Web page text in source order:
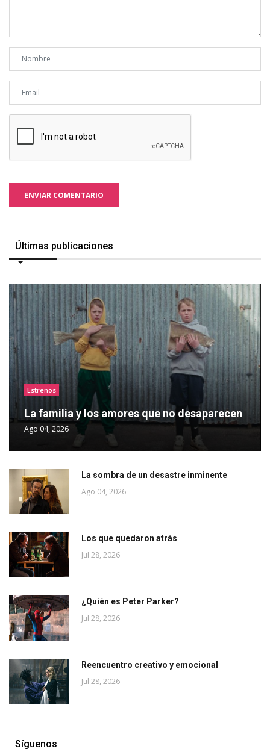
ENVIAR COMENTARIO
Últimas publicaciones
Estrenos
La familia y los amores que no desaparecen
Ago 04, 2026
La sombra de un desastre inminente
Ago 04, 2026
Los que quedaron atrás
Jul 28, 2026
¿Quién es Peter Parker?
Jul 28, 2026
Reencuentro creativo y emocional
Jul 28, 2026
Síguenos